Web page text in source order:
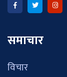
समाचार
विचार